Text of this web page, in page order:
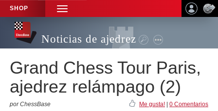
SHOP
TOGGLE
NAVIGATION
Noticias de ajedrez
Grand Chess Tour Paris,
ajedrez relámpago (2)
por ChessBase Me gusta! 0 Comentarios